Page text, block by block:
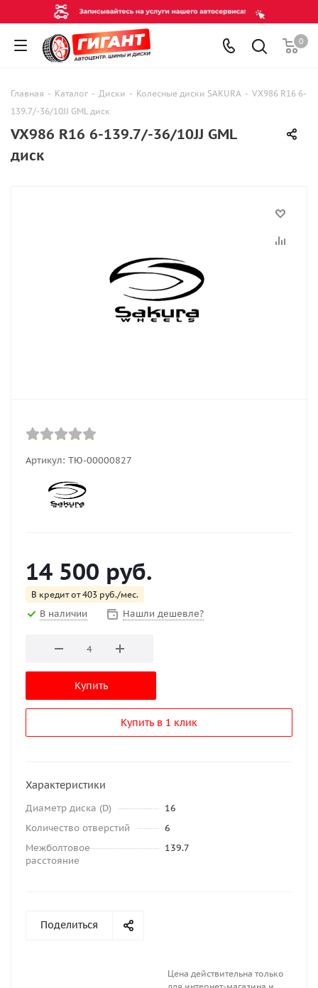
0
Главная - Каталог - Диски - Колесные диски SAKURA - VX986 R16 6-
139.7/-36/10JJ GML диск
VX986 R16 6-139.7/-36/10JJ GML
диск
Артикул: ТЮ-00000827
14 500 руб.
В кредит от 403 руб./мес.
В наличии Нашли дешевле?
Купить
Купить в 1 клик
Характеристики
Диаметр диска (D)
16
Количество отверстий
6
Межболтовое
расстояние
139.7
Поделиться
Цена действительна только